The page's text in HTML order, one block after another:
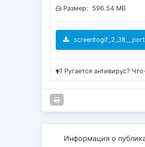
Размер: 596.54 MB
Ругается антивирус?
Информация о